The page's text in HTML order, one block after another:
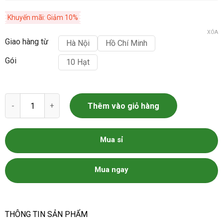
Khuyến mãi: Giảm 10%
Giao hàng từ Hà Nội
Hồ Chí Minh
Gói
10 Hạt
XÓA
Hạt Giống Hoa Atiso Đỏ số lượng
Thêm vào giỏ hàng
Mua sỉ
Mua ngay
THÔNG TIN SẢN PHẨM